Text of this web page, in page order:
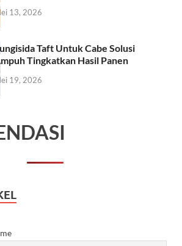
13, 2026
Taft Untuk Cabe Solusi
Tingkatkan Hasil Panen
19, 2026